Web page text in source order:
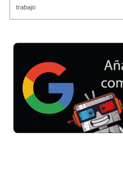
trabajo